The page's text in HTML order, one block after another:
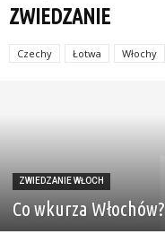
ZWIEDZANIE
Czechy Łotwa Włochy
ZWIEDZANIE WŁOCH
Co wkurza Włochów?